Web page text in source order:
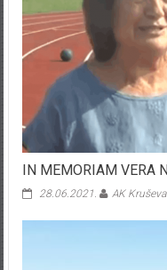
IN MEMORIAM
28.06.2021. AK